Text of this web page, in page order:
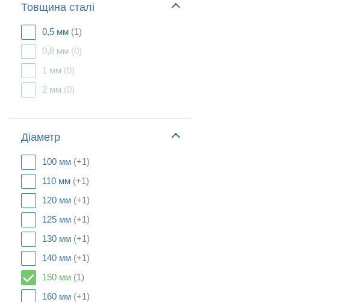
Товщина сталі
0,5 мм (1)
0,8 мм (0)
1 мм (0)
2 мм (0)
Діаметр
100 мм (+1)
110 мм (+1)
120 мм (+1)
125 мм (+1)
130 мм (+1)
140 мм (+1)
150 мм (1)
160 мм (+1)